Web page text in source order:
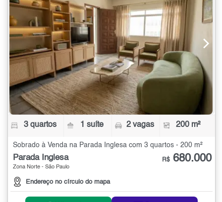
3 quartos 1 suíte 2 vagas 200 m²
Sobrado à Venda na Parada Inglesa com 3 quartos - 200 m²
Parada Inglesa
Zona Norte - São Paulo
Endereço no círculo do mapa
R$ 680.000